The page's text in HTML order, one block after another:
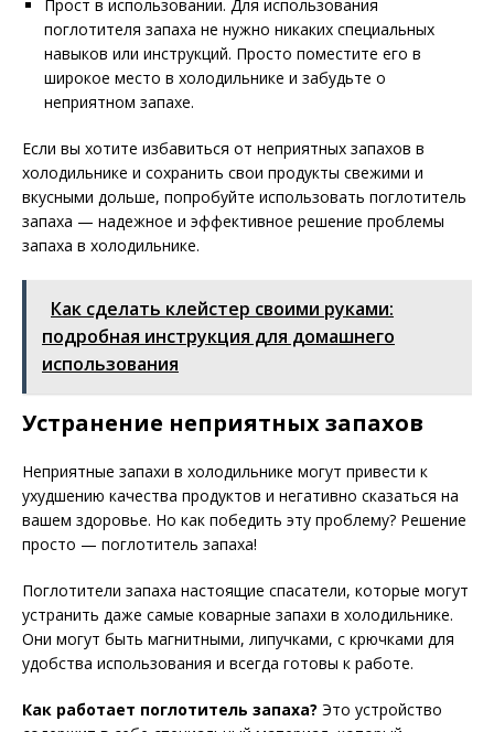
Прост в использовании. Для использования
поглотителя запаха не нужно никаких специальных
навыков или инструкций. Просто поместите его в
широкое место в холодильнике и забудьте о
неприятном запахе.
Если вы хотите избавиться от неприятных запахов в
холодильнике и сохранить свои продукты свежими и
вкусными дольше, попробуйте использовать поглотитель
запаха — надежное и эффективное решение проблемы
запаха в холодильнике.
Как сделать клейстер своими руками:
подробная инструкция для домашнего
использования
Устранение неприятных запахов
Неприятные запахи в холодильнике могут привести к
ухудшению качества продуктов и негативно сказаться на
вашем здоровье. Но как победить эту проблему? Решение
просто — поглотитель запаха!
Поглотители запаха настоящие спасатели, которые могут
устранить даже самые коварные запахи в холодильнике.
Они могут быть магнитными, липучками, с крючками для
удобства использования и всегда готовы к работе.
Как работает поглотитель запаха? Это устройство